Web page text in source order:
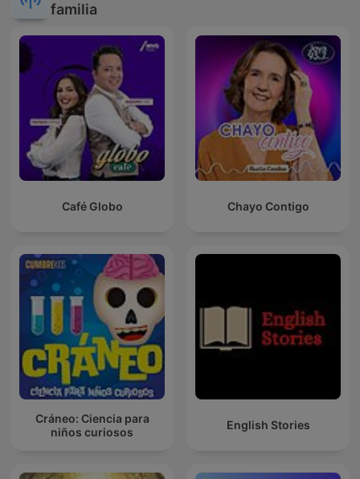
familia
Café Globo Chayo Contigo
Cráneo: Ciencia para
niños curiosos
English Stories